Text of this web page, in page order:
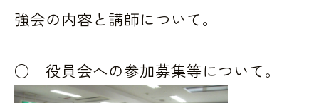
強会の内容と講師について。
○ 役員会への参加募集等について。